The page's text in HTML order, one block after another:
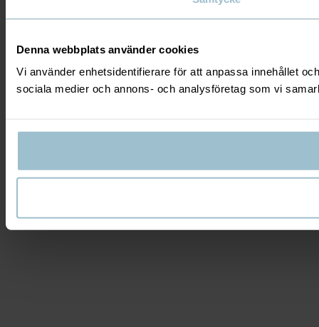
Denna webbplats använder cookies
Vi använder enhetsidentifierare för att anpassa innehållet
sociala medier och annons- och analysföretag som vi